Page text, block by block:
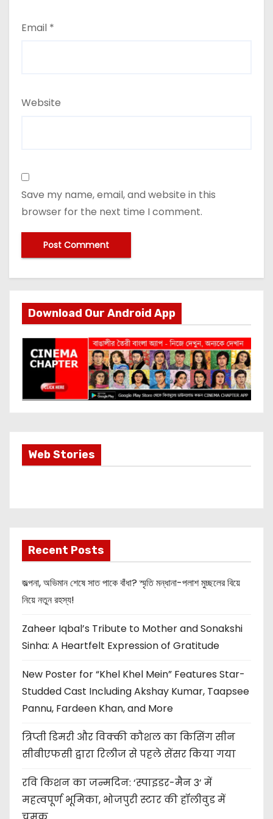
Email *
Website
Save my name, email, and website in this
browser for the next time I comment.
Download Our Android App
Web StoriesMost Important
Info about
Recent Posts
জল্পনা, অভিমান শেষে সাত পাকে বাঁধা? স্মৃতি মন্ধানা-পলাশ মুচ্ছলের বিয়ে
নিয়ে নতুন রহস্য!
Zaheer Iqbal’s Tribute to Mother and Sonakshi
Sinha: A Heartfelt Expression of Gratitude
New Poster for “Khel Khel Mein” Features Star-
Studded Cast Including Akshay Kumar, Taapsee
Pannu, Fardeen Khan, and More
त्रिप्ती डिमरी और विक्की कौशल का किसिंग सीन
सीबीएफसी द्वारा रिलीज से पहले सेंसर किया गया
रवि किशन का जन्मदिन: ‘स्पाइडर-मैन 3’ में
महत्वपूर्ण भूमिका, भोजपुरी स्टार की हॉलीवुड में